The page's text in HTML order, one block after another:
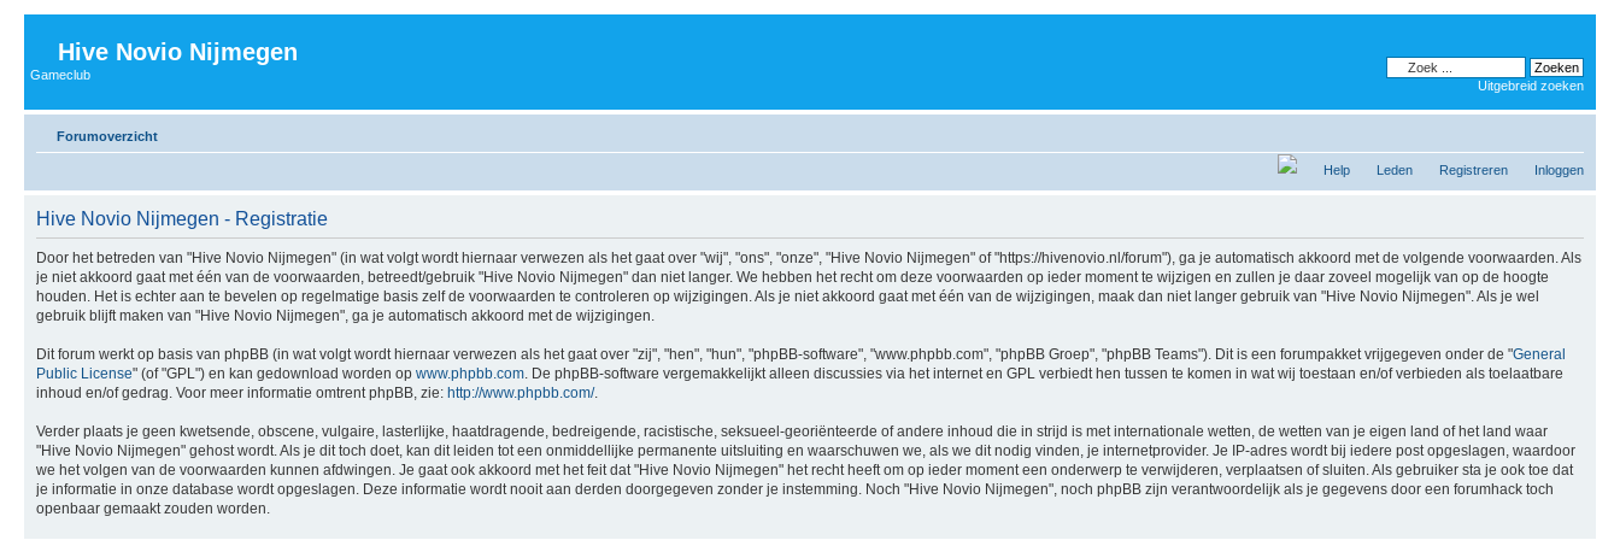
Hive Novio Nijmegen
Gameclub
Uitgebreid zoeken
Forumoverzicht
Help Leden Registreren Inloggen
Hive Novio Nijmegen - Registratie
Door het betreden van "Hive Novio Nijmegen" (in wat volgt wordt hiernaar verwezen als het gaat over "wij", "ons", "onze", "Hive Novio Nijmegen" of "https://hivenovio.nl/forum"), ga je automatisch akkoord met de volgende voorwaarden. Als
je niet akkoord gaat met één van de voorwaarden, betreedt/gebruik "Hive Novio Nijmegen" dan niet langer. We hebben het recht om deze voorwaarden op ieder moment te wijzigen en zullen je daar zoveel mogelijk van op de hoogte
houden. Het is echter aan te bevelen op regelmatige basis zelf de voorwaarden te controleren op wijzigingen. Als je niet akkoord gaat met één van de wijzigingen, maak dan niet langer gebruik van "Hive Novio Nijmegen". Als je wel
gebruik blijft maken van "Hive Novio Nijmegen", ga je automatisch akkoord met de wijzigingen.
Dit forum werkt op basis van phpBB (in wat volgt wordt hiernaar verwezen als het gaat over "zij", "hen", "hun", "phpBB-software", "www.phpbb.com", "phpBB Groep", "phpBB Teams"). Dit is een forumpakket vrijgegeven onder de "General
Public License" (of "GPL") en kan gedownload worden op www.phpbb.com . De phpBB-software vergemakkelijkt alleen discussies via het internet en GPL verbiedt hen tussen te komen in wat wij toestaan en/of verbieden als toelaatbare
inhoud en/of gedrag. Voor meer informatie omtrent phpBB, zie: http://www.phpbb.com/.
Verder plaats je geen kwetsende, obscene, vulgaire, lasterlijke, haatdragende, bedreigende, racistische, seksueel-georiënteerde of andere inhoud die in strijd is met internationale wetten, de wetten van je eigen land of het land waar
"Hive Novio Nijmegen" gehost wordt. Als je dit toch doet, kan dit leiden tot een onmiddellijke permanente uitsluiting en waarschuwen we, als we dit nodig vinden, je internetprovider. Je IP-adres wordt bij iedere post opgeslagen, waardoor
we het volgen van de voorwaarden kunnen afdwingen. Je gaat ook akkoord met het feit dat "Hive Novio Nijmegen" het recht heeft om op ieder moment een onderwerp te verwijderen, verplaatsen of sluiten. Als gebruiker sta je ook toe dat
je informatie in onze database wordt opgeslagen. Deze informatie wordt nooit aan derden doorgegeven zonder je instemming. Noch "Hive Novio Nijmegen", noch phpBB zijn verantwoordelijk als je gegevens door een forumhack toch
openbaar gemaakt zouden worden.